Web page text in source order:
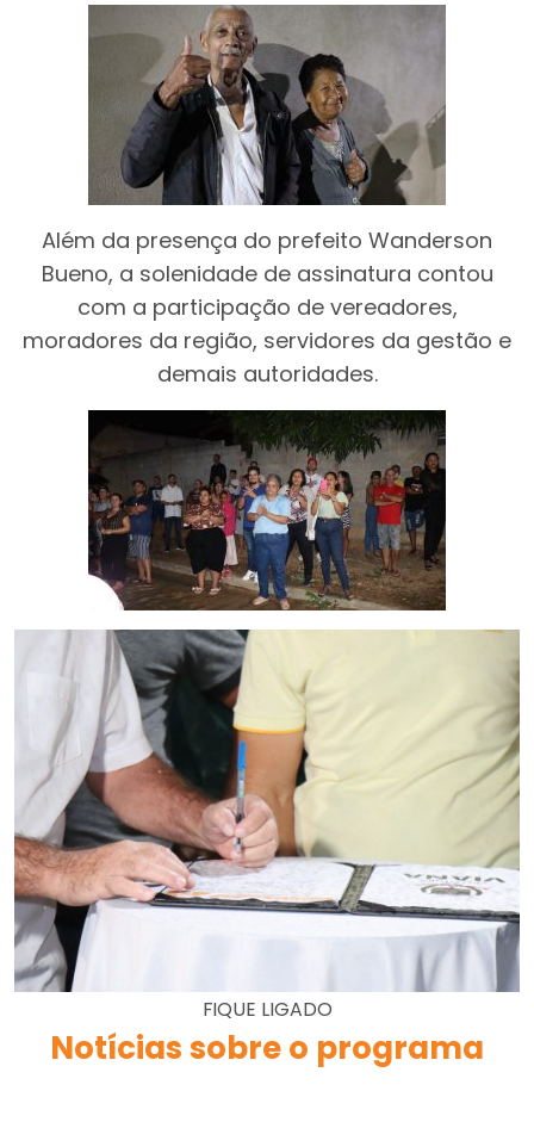
Além da presença do prefeito Wanderson
Bueno, a solenidade de assinatura contou
com a participação de vereadores,
moradores da região, servidores da gestão e
demais autoridades.
FIQUE LIGADO
Notícias sobre o programa